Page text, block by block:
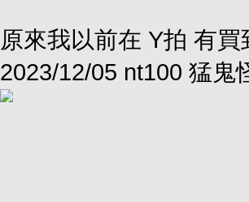
原來我以前在 Y拍 有
2023/12/05 nt100 猛鬼